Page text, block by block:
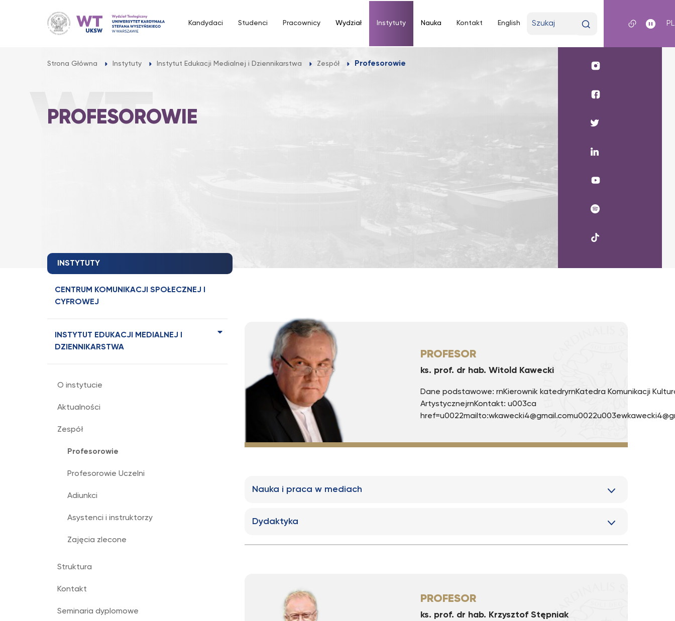
Kandydaci Studenci Pracownicy Wydział Instytuty Nauka Kontakt English
wyszukiwaną
Strona Główna Instytuty Instytut Edukacji Medialnej i Dziennikarstwa Zespół Profesorowie
PROFESOROWIE
Profil
Profil
Profil
Profil
Linkedin
UKSW
UKSW
UKSW
INSTYTUTY
CENTRUM KOMUNIKACJI SPOŁECZNEJ I
CYFROWEJ
INSTYTUT EDUKACJI MEDIALNEJ I
DZIENNIKARSTWA
O instytucie
Aktualności
Zespół
Profesorowie
Profesorowie Uczelni
Adiunkci
Asystenci i instruktorzy
Zajęcia zlecone
Struktura
Kontakt
Seminaria dyplomowe
PROFESOR
ks. prof. dr hab. Witold Kawecki
Dane podstawowe: rnKierownik katedryrnKatedra Komunikacji
ArtystycznejrnKontakt: u003ca
Nauka i praca w mediach
Dydaktyka
PROFESOR
ks. prof. dr hab. Krzysztof Stępniak